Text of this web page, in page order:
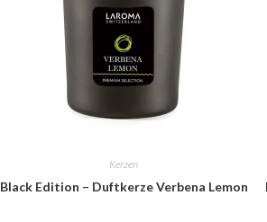
Kerzen
Black Edition – Duftkerze Verbena Lemon